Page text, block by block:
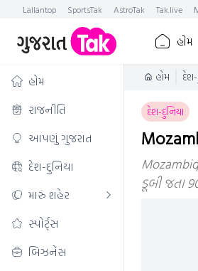
Lallantop SportsTak AstroTak Tak.live
હોમ
હોમ
રાજનીતિ
આપણું ગુજરાત
દેશ-દુનિયા
મારું શહેર
સ્પોર્ટ્સ
બિઝનેસ
હોમ દેશ-
દેશ-દુનિયા
ડૂબી જતા